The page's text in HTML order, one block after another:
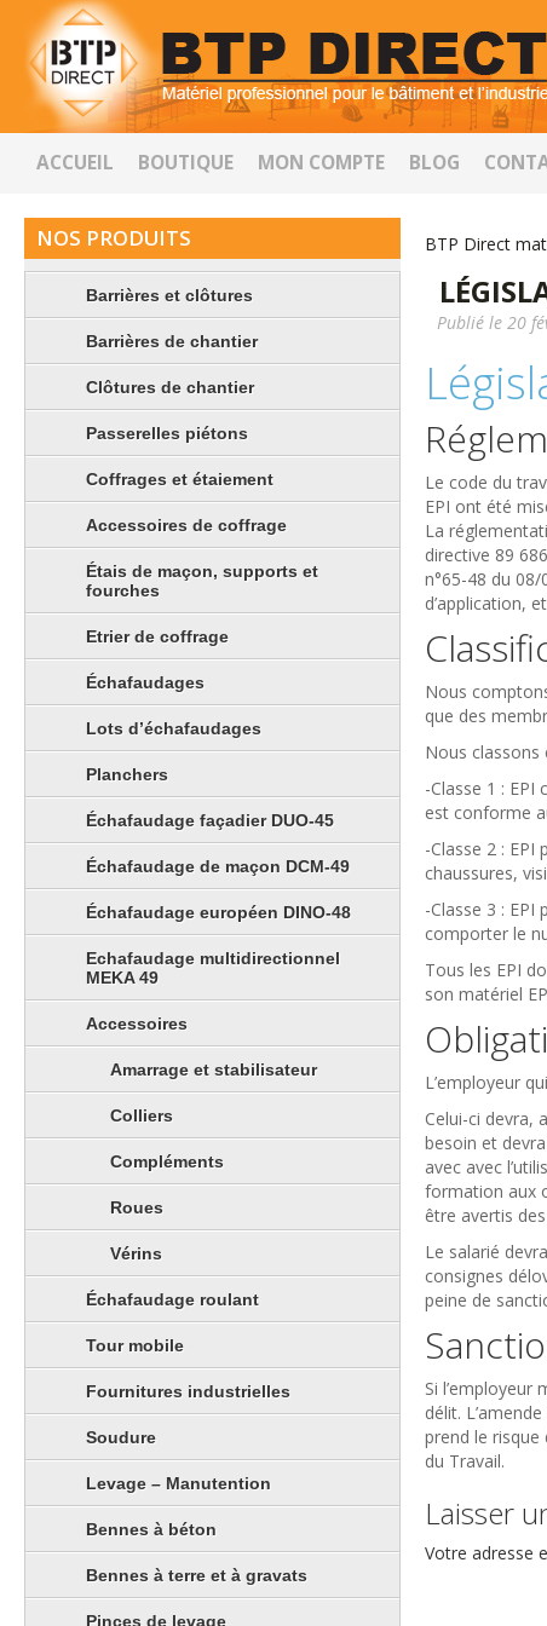
ACCUEIL BOUTIQUE MON COMPTE BLOG
BTP Direct
Publié le 20
Le code du
EPI ont été
La
directive 89
n°65-48 du
d’application,
Nous
que des
Nous classons
-Classe 1 :
est conforme
-Classe 2 :
chaussures,
-Classe 3 :
comporter le
Tous les EPI
son matériel
L’employeur
Celui-ci devra,
besoin et
avec avec
formation aux
être avertis
Le salarié
consignes
peine de
Si
délit.
prend le risque
du Travail.
Laisser
Votre adresse
NOS PRODUITS
Barrières et clôtures
Barrières de chantier
Clôtures de chantier
Passerelles piétons
Coffrages et étaiement
Accessoires de coffrage
Étais de maçon, supports et
fourches
Etrier de coffrage
Échafaudages
Lots d’échafaudages
Planchers
Échafaudage façadier DUO-45
Échafaudage de maçon DCM-49
Échafaudage européen DINO-48
Echafaudage multidirectionnel
MEKA 49
Accessoires
Amarrage et stabilisateur
Colliers
Compléments
Roues
Vérins
Échafaudage roulant
Tour mobile
Fournitures industrielles
Soudure
Levage – Manutention
Bennes à béton
Bennes à terre et à gravats
Pinces de levage